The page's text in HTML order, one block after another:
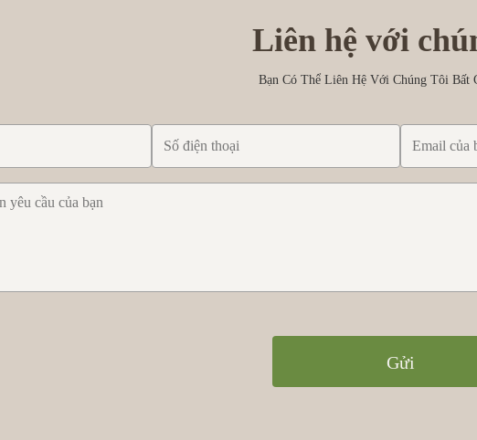
Liên hệ với
Bạn Có Thể Liên Hệ Với Chúng Tôi Bất
Gửi